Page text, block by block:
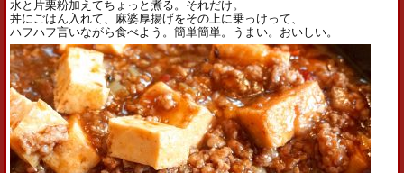
水と片栗粉加えてちょっと煮る。それだけ。
丼にごはん入れて、麻婆厚揚げをその上に乗っけって、
ハフハフ言いながら食べよう。簡単簡単。うまい。おいしい。